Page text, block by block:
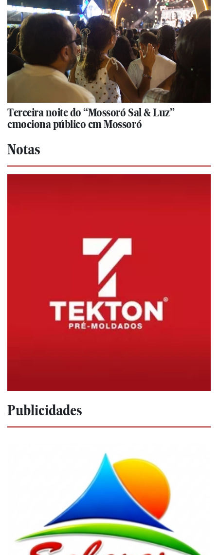
Terceira noite do “Mossoró Sal & Luz”
emociona público em Mossoró
Notas
Publicidades